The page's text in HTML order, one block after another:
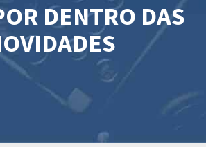
DENTRO DAS